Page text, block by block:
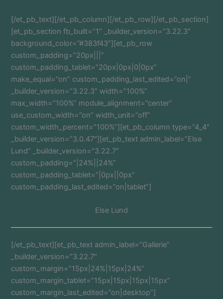
[/et_pb_text][/et_pb_column][/et_pb_row][/et_pb_section]
[et_pb_section fb_built=”1″ _builder_version=”3.22.3″
background_color=”#383f43″][et_pb_row
custom_padding=”20px|||”
custom_padding_tablet=”20px|0px|0|0px”
make_equal=”on” custom_padding_last_edited=”on|”
_builder_version=”3.22.3″ width=”100%”
max_width=”100%” module_alignment=”center”
use_custom_width=”on” width_unit=”off”
custom_width_percent=”100%”][et_pb_column type=”4_4″
_builder_version=”3.0.47″][et_pb_text admin_label=”Else
Lund” _builder_version=”3.22.7″
custom_padding=”|24%||24%”
custom_padding_tablet=”|0px||0px”
custom_padding_last_edited=”on|tablet”]
Else Lund
[/et_pb_text][et_pb_text admin_label=”Gallerie”
_builder_version=”3.22.7″
custom_margin=”15px|24%|15px|24%”
custom_margin_tablet=”15px|15px|15px|15px”
custom_margin_last_edited=”on|desktop”]